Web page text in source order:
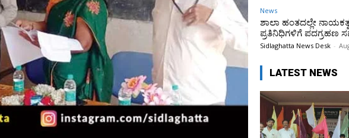
News
ಶಾಲಾ ಹಂತದಲ್ಲೇ
ಪ್ರತಿನಿಧಿಗಳಿಗೆ ಪದಗ್ರಹಣ
Sidlaghatta News Desk -
LATEST NEWS